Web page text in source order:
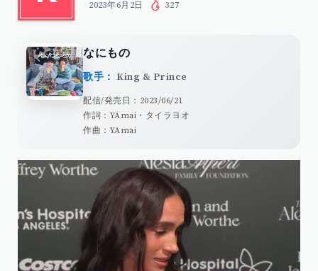
2023年6月2日 327
なにもの
歌手： King & Prince
配信/発売日：2023/06/21
作詞：YAmai・タイラヨオ
作曲：YAmai